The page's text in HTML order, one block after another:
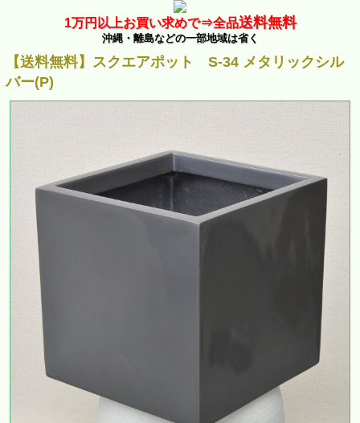
1万円以上お買い求めで⇒全品送料無料
沖縄・離島などの一部地域は省く
【送料無料】スクエアポット S-34 メタリックシル
バー(P)